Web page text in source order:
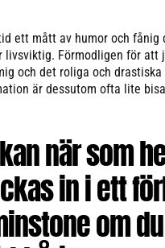
ett mått av humor och fånig
livsviktig. Förmodligen för
och det roliga och
är dessutom ofta lite
när som
in i ett
om